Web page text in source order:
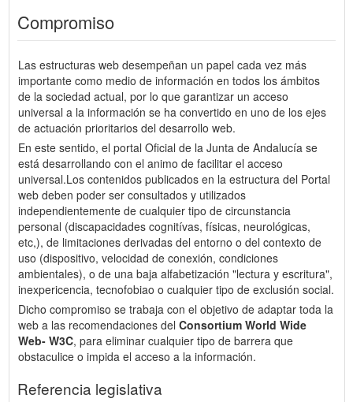
Compromiso
Las estructuras web desempeñan un papel cada vez más
importante como medio de información en todos los ámbitos
de la sociedad actual, por lo que garantizar un acceso
universal a la información se ha convertido en uno de los ejes
de actuación prioritarios del desarrollo web.
En este sentido, el portal Oficial de la Junta de Andalucía se
está desarrollando con el animo de facilitar el acceso
universal.Los contenidos publicados en la estructura del Portal
web deben poder ser consultados y utilizados
independientemente de cualquier tipo de circunstancia
personal (discapacidades cognitívas, físicas, neurológicas,
etc,), de limitaciones derivadas del entorno o del contexto de
uso (dispositivo, velocidad de conexión, condiciones
ambientales), o de una baja alfabetización "lectura y escritura",
inexpericencia, tecnofobiao o cualquier tipo de exclusión social.
Dicho compromiso se trabaja con el objetivo de adaptar toda la
web a las recomendaciones del Consortium World Wide
Web- W3C, para eliminar cualquier tipo de barrera que
obstaculice o impida el acceso a la información.
Referencia legislativa